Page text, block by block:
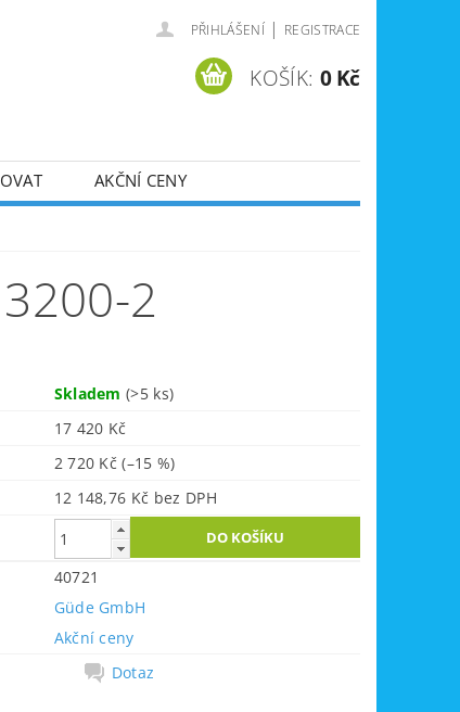
PŘIHLÁŠENÍ | REGISTRACE
KOŠÍK: 0 Kč
AKČNÍ CENY
ÚKLIDOVÁ TECHNIKA
3200-2
Skladem(>5 ks)
17 420 Kč
2 720 Kč(–15 %)
12 148,76 Kč bez DPH
40721
Güde GmbH
Akční ceny
Dotaz